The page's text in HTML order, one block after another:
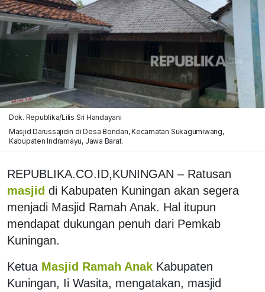
Dok. Republika/Lilis Sri Handayani
Masjid Darussajidin di Desa Bondan, Kecamatan Sukagumiwang,
Kabupaten Indramayu, Jawa Barat.
REPUBLIKA.CO.ID,KUNINGAN – Ratusan
masjid di Kabupaten Kuningan akan segera
menjadi Masjid Ramah Anak. Hal itupun
mendapat dukungan penuh dari Pemkab
Kuningan.
Ketua Masjid Ramah Anak Kabupaten
Kuningan, Ii Wasita, mengatakan, masjid